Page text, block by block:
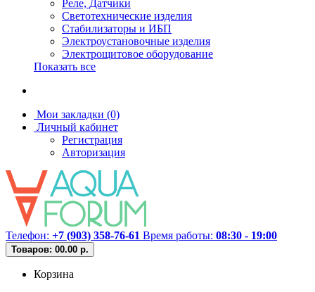
Реле, Датчики
Светотехнические изделия
Стабилизаторы и ИБП
Электроустановочные изделия
Электрощитовое оборудование
Показать все
Мои закладки (0)
Личный кабинет
Регистрация
Авторизация
Телефон: +7 (903) 358-76-61 Время работы: 08:30 - 19:00
Товаров: 00.00 р.
Корзина